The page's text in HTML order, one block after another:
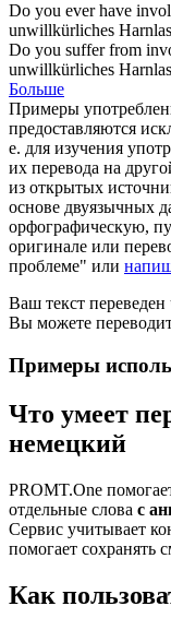
Do you ever have
unwillkürliches
Do you suffer from
unwillkürliches
Больше
Примеры
предоставляются
е. для изучения
их перевода на
из открытых
основе двуязычных
орфографическую,
оригинале или
проблеме" или
Ваш текст переведен
Вы можете
Примеры
Что умеет
немецкий
PROMT.One
отдельные слова с
Сервис учитывает
помогает сохранять
Как